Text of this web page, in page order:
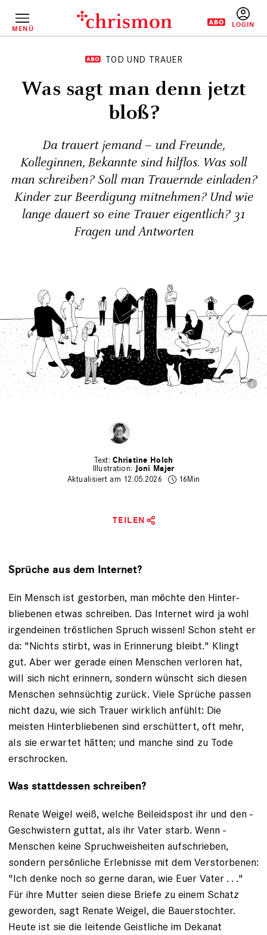
InhaltMENÜ
TOD UND TRAUER
Was sagt man denn jetzt
bloß?
Da trauert jemand – und Freunde,
Kolleginnen, Bekannte sind hilflos. Was soll
man schreiben? Soll man Trauernde einladen?
Kinder zur Beerdigung mitnehmen? Und wie
lange dauert so eine Trauer eigentlich? 31
Fragen und Antworten
Christine Holch
Joni Majer
Aktualisiert am 12.05.2026
16Min
TEILEN
Sprüche aus dem Internet?
Ein Mensch ist gestorben, man möchte den Hinter­
bliebenen etwas schreiben. Das Internet wird ja wohl
irgend­einen tröstlichen Spruch wissen! Schon steht er
da: "Nichts stirbt, was in Erinnerung bleibt." Klingt
gut. Aber wer gerade einen Menschen verloren hat,
will sich nicht erinnern, sondern wünscht sich diesen
Menschen ­sehnsüchtig zurück. Viele Sprüche passen
nicht dazu, wie sich Trauer wirklich anfühlt: Die
meisten Hinterbliebenen sind erschüttert, oft mehr,
als sie erwartet hätten; und manche sind zu Tode
erschrocken.
Was stattdessen schreiben?
Renate Weigel weiß, welche Beileidspost ihr und den ­
Geschwistern guttat, als ihr Vater starb. Wenn ­
Menschen keine Spruchweisheiten aufschrieben,
sondern per­sönliche Erlebnisse mit dem Verstorbenen:
"Ich denke noch so ­gerne daran, wie Euer Vater . . ."
Für ihre ­Mutter seien ­diese Briefe zu einem Schatz
geworden, sagt ­Renate Weigel, die Bauerstochter.
Heute ist sie die ­leitende ­Geistliche im ­Dekanat